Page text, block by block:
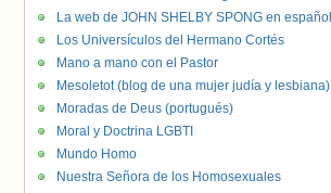
La web de JOHN SHELBY SPONG en español
Los Universículos del Hermano Cortés
Mano a mano con el Pastor
Mesoletot (blog de una mujer judía y lesbiana)
Moradas de Deus (portugués)
Moral y Doctrina LGBTI
Mundo Homo
Nuestra Señora de los Homosexuales